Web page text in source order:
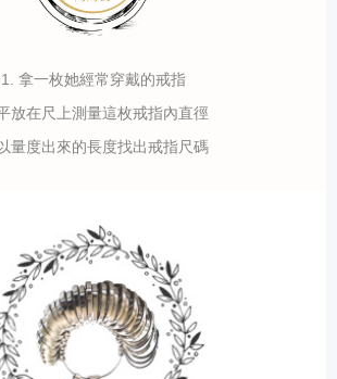
1. 拿一枚她經常穿戴的戒指
放在尺上測量這枚戒指內直徑
量度出來的長度找出戒指尺碼